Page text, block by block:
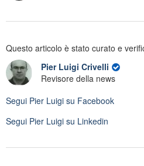
Questo articolo è stato curato e
Pier Luigi Crivelli
Revisore della news
Segui Pier Luigi su Facebook
Segui Pier Luigi su Linkedin